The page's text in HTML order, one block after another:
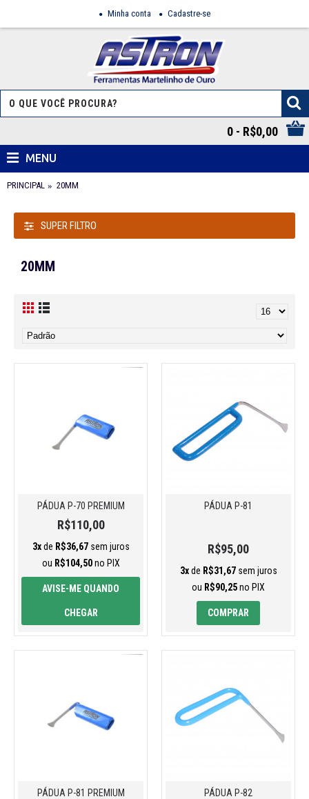
Minha conta Cadastre-se
0 - R$0,00
MENU
PRINCIPAL 20MM
SUPER FILTRO
20MM
PÁDUA P-70 PREMIUM
R$110,00
3xde R$36,67sem juros
ou R$104,50no PIX
AVISE-ME QUANDO
CHEGAR
PÁDUA P-81
R$95,00
3xde R$31,67sem juros
ou R$90,25no PIX
COMPRAR
PÁDUA P-81 PREMIUM PÁDUA P-82